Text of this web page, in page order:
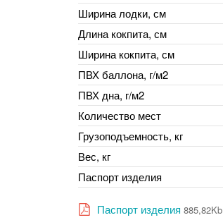
Ширина лодки, см
Длина кокпита, см
Ширина кокпита, см
ПВХ баллона, г/м2
ПВХ дна, г/м2
Количество мест
Грузоподъемность, кг
Вес, кг
Паспорт изделия
Паспорт изделия 885,82Kb